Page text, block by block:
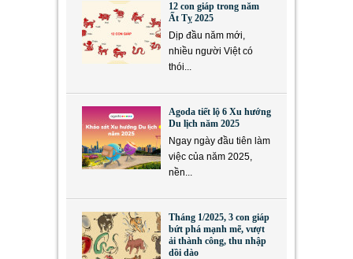
12 con giáp trong năm
Ất Tỵ 2025
Dịp đầu năm mới,
nhiều người Việt có
thói...
Agoda tiết lộ 6 Xu hướng
Du lịch năm 2025
Ngay ngày đầu tiên làm
việc của năm 2025,
nền...
Tháng 1/2025, 3 con giáp
bứt phá mạnh mẽ, vượt
ải thành công, thu nhập
dồi dào